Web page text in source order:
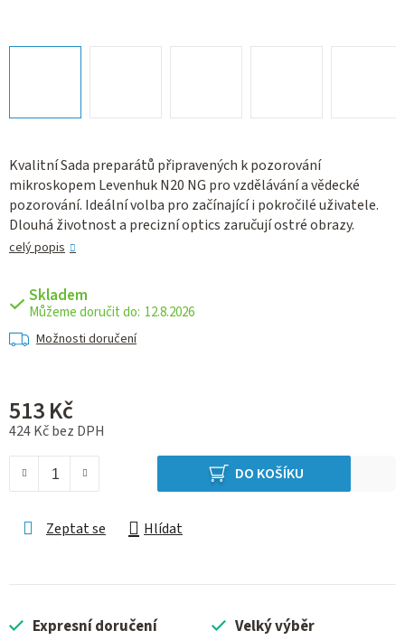
Kvalitní Sada preparátů připravených k pozorování
mikroskopem Levenhuk N20 NG pro vzdělávání a vědecké
pozorování. Ideální volba pro začínající i pokročilé uživatele.
Dlouhá životnost a precizní optics zaručují ostré obrazy.
celý popis
Skladem
12.8.2026
Možnosti doručení
513 Kč
424 Kč bez DPH
DO KOŠÍKU
Zeptat se Hlídat
Expresní doručení Velký výběr